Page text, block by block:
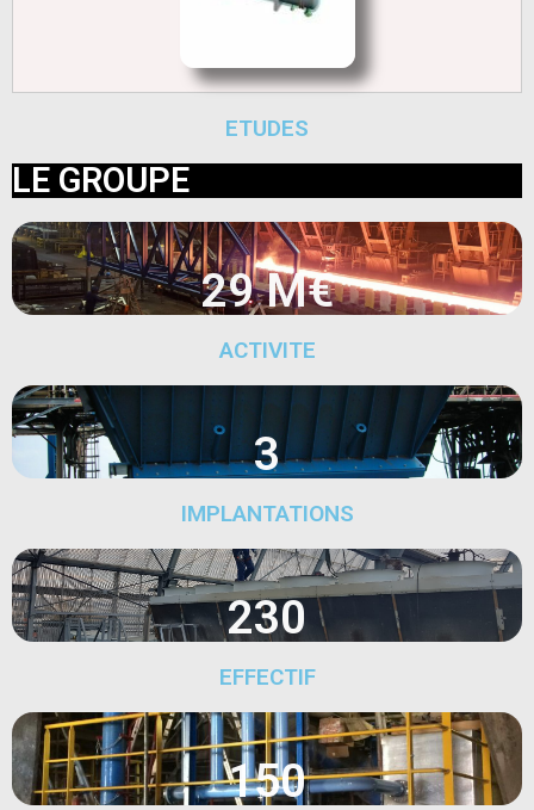
ETUDES
LE GROUPE
29 M€
ACTIVITE
3
IMPLANTATIONS
230
EFFECTIF
150